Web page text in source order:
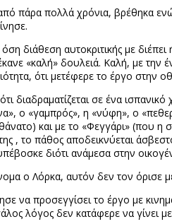
πάρα πολλά χρόνια, βρέθηκα
διάθεση αυτοκριτικής με
«καλή» δουλειά. Καλή, με την
ότι μετέφερε το έργο στην
διαδραματίζεται σε ένα
ο «γαμπρός», η «νύφη», ο
και με το «Φεγγάρι» (που
, το πάθος αποδεικνύεται
διότι ανάμεσα στην
ο Λόρκα, αυτόν δεν τον όρισε
να προσεγγίσει το έργο με
λόγος δεν κατάφερε να γίνει